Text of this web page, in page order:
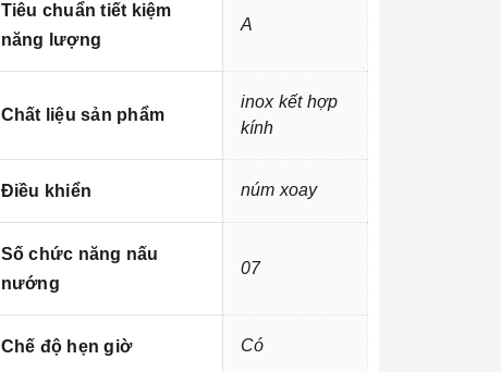
Tiêu chuẩn tiết kiệm
năng lượng
A
Chất liệu sản phẩm
inox kết hợp
kính
Điều khiển núm xoay
Số chức năng nấu
nướng
07
Chế độ hẹn giờ Có